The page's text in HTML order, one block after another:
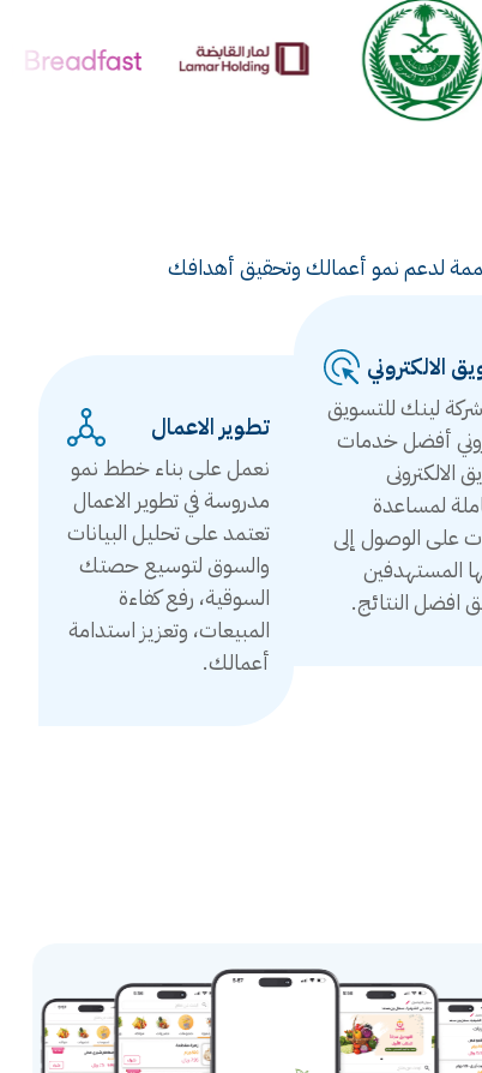
لدعم نمو أعمالك وتحقيق أهدافك
الالكتروني
لينك للتسويق
أفضل خدمات
الالكترونى
لمساعدة
على الوصول إلى
المستهدفين
افضل النتائج.
تطوير الاعمال
نعمل على بناء خطط نمو
مدروسة في تطوير الاعمال
تعتمد على تحليل البيانات
والسوق لتوسيع حصتك
السوقية، رفع كفاءة
المبيعات، وتعزيز استدامة
أعمالك.